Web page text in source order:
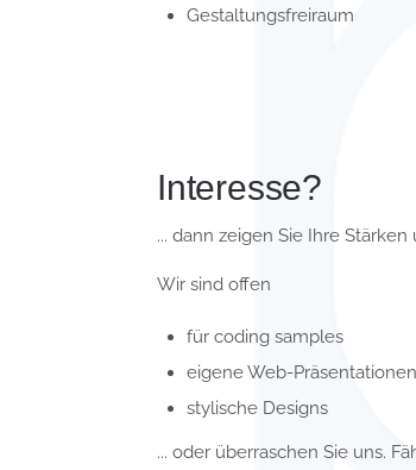
Gestaltungsfreiraum
Interesse?
... dann zeigen Sie Ihre Stärken
Wir sind offen
für coding samples
eigene Web-Präsentationen
stylische Designs
... oder überraschen Sie uns.